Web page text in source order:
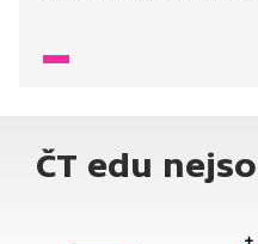
vysavač. A když se vrátím,
na Janáčka.
ČT edu